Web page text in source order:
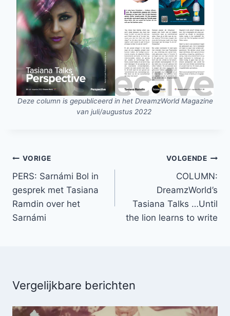
Deze column is gepubliceerd in het DreamzWorld Magazine
van juli/augustus 2022
Bericht
navigatie
VORIGE
PERS: Sarnámi Bol in
gesprek met Tasiana
Ramdin over het
Sarnámi
VOLGENDE
COLUMN:
DreamzWorld’s
Tasiana Talks …Until
the lion learns to write
Vergelijkbare berichten